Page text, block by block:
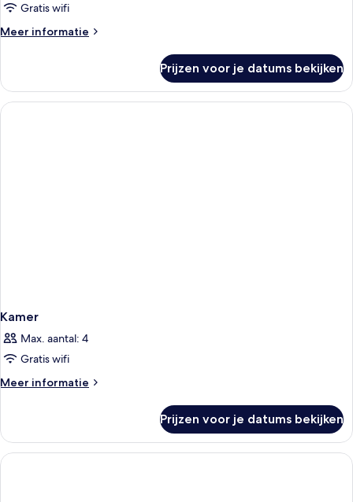
Gratis wifi
Meer informatie
Meer
tweepersoonskamer
Prijzen voor je datums bekijken
Kamer
Max. aantal: 4
Gratis wifi
Meer informatie
Meer
Prijzen voor je datums bekijken